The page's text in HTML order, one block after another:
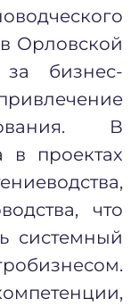
Орловской
за бизнес-
В
в проектах
что
системный